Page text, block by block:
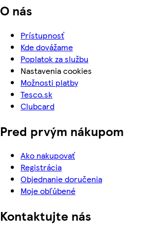
O nás
Prístupnosť
Kde dovážame
Poplatok za službu
Nastavenia cookies
Možnosti platby
Tesco.sk
Clubcard
Pred prvým nákupom
Ako nakupovať
Registrácia
Objednanie doručenia
Moje obľúbené
Kontaktujte nás